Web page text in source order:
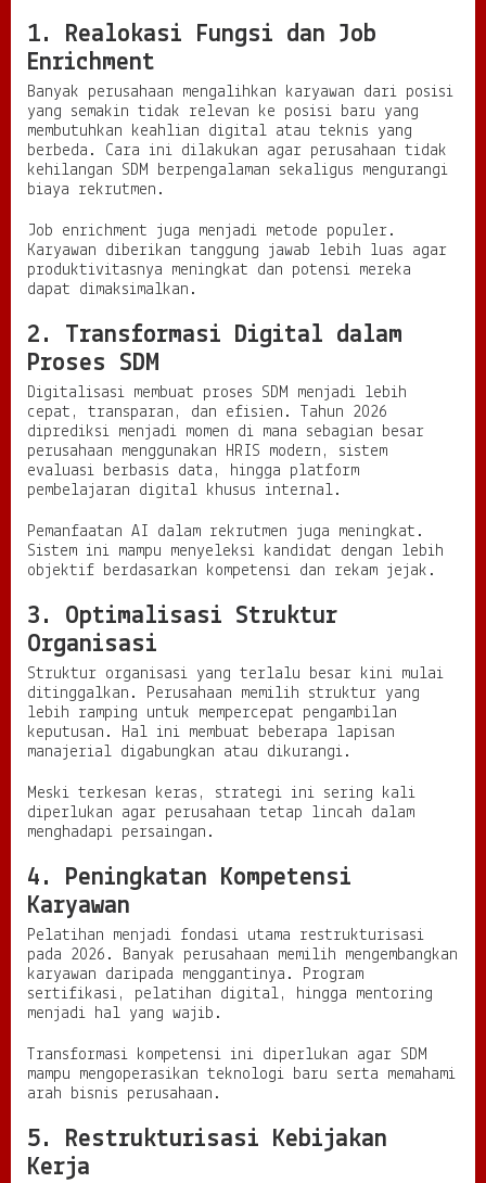
1. Realokasi Fungsi dan Job
Enrichment
Banyak perusahaan mengalihkan karyawan dari posisi
yang semakin tidak relevan ke posisi baru yang
membutuhkan keahlian digital atau teknis yang
berbeda. Cara ini dilakukan agar perusahaan tidak
kehilangan SDM berpengalaman sekaligus mengurangi
biaya rekrutmen.
Job enrichment juga menjadi metode populer.
Karyawan diberikan tanggung jawab lebih luas agar
produktivitasnya meningkat dan potensi mereka
dapat dimaksimalkan.
2. Transformasi Digital dalam
Proses SDM
Digitalisasi membuat proses SDM menjadi lebih
cepat, transparan, dan efisien. Tahun 2026
diprediksi menjadi momen di mana sebagian besar
perusahaan menggunakan HRIS modern, sistem
evaluasi berbasis data, hingga platform
pembelajaran digital khusus internal.
Pemanfaatan AI dalam rekrutmen juga meningkat.
Sistem ini mampu menyeleksi kandidat dengan lebih
objektif berdasarkan kompetensi dan rekam jejak.
3. Optimalisasi Struktur
Organisasi
Struktur organisasi yang terlalu besar kini mulai
ditinggalkan. Perusahaan memilih struktur yang
lebih ramping untuk mempercepat pengambilan
keputusan. Hal ini membuat beberapa lapisan
manajerial digabungkan atau dikurangi.
Meski terkesan keras, strategi ini sering kali
diperlukan agar perusahaan tetap lincah dalam
menghadapi persaingan.
4. Peningkatan Kompetensi
Karyawan
Pelatihan menjadi fondasi utama restrukturisasi
pada 2026. Banyak perusahaan memilih mengembangkan
karyawan daripada menggantinya. Program
sertifikasi, pelatihan digital, hingga mentoring
menjadi hal yang wajib.
Transformasi kompetensi ini diperlukan agar SDM
mampu mengoperasikan teknologi baru serta memahami
arah bisnis perusahaan.
5. Restrukturisasi Kebijakan
Kerja